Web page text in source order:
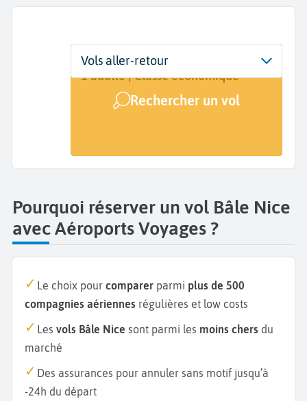
Départ
Bâle (BSL)
Dates
Dates de votre voyage
Voyageurs | Classe
1 adulte | Classe économique
Rechercher un vol
Vols aller-retour
Pourquoi réserver un vol Bâle Nice
avec Aéroports Voyages ?
Le choix pour comparer parmi plus de 500
compagnies aériennes régulières et low costs
Les vols Bâle Nice sont parmi les moins chers du
marché
Des assurances pour annuler sans motif jusqu’à
-24h du départ